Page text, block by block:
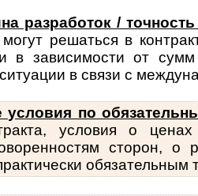
разработок /
решаться в
в зависимости от
в связи с
по
условия о
сторон, о
обяза­тельным